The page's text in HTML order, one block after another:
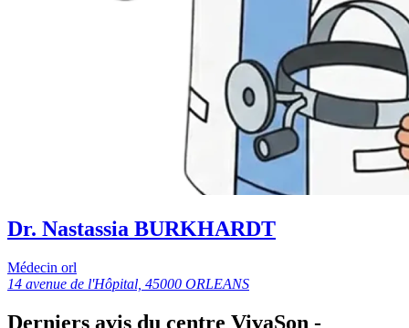
Dr. Nastassia BURKHARDT
Médecin orl
14 avenue de l'Hôpital, 45000 ORLEANS
Derniers avis du centre VivaSon -